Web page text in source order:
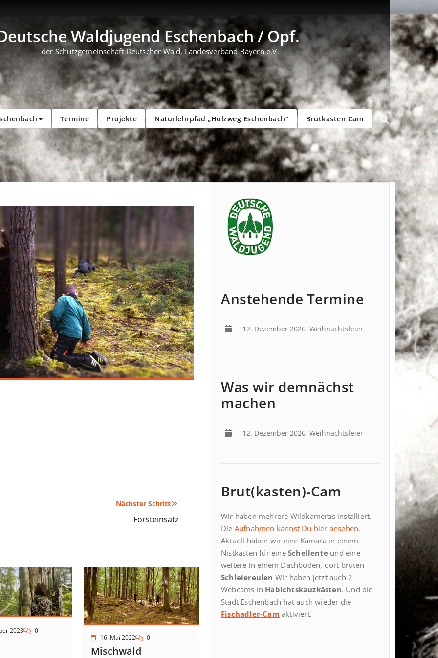
Waldjugend Eschenbach / Opf.
der Schutzgemeinschaft Deutscher Wald, Landesverband Bayern e.V.
Termine Projekte Naturlehrpfad „Holzweg Eschenbach“ Brutkasten Cam
Nächster Schritt
Forsteinsatz
2023 0
16. Mai 2022 0
Mischwald
Anstehende Termine
12. Dezember 2026 Weihnachtsfeier
Was wir demnächst
machen
12. Dezember 2026 Weihnachtsfeier
Brut(kasten)-Cam
Wir haben mehrere Wildkameras installiert.
Die Aufnahmen kannst Du hier ansehen.
Aktuell haben wir eine Kamara in einem
Nistkasten für eine Schellente und eine
weitere in einem Dachboden, dort brüten
Schleiereulen Wir haben jetzt auch 2
Webcams in Habichtskauzkästen. Und die
Stadt Eschenbach hat auch wieder die
Fischadler-Cam aktiviert.